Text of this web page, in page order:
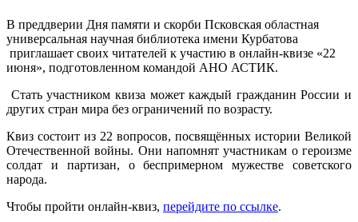
В преддверии Дня памяти и скорби Псковская областная
универсальная научная библиотека имени Курбатова
приглашает своих читателей к участию в онлайн-квизе «22
июня», подготовленном командой АНО АСТИК.
Стать участником квиза может каждый гражданин России и
других стран мира без ограничений по возрасту.
Квиз состоит из 22 вопросов, посвящённых истории Великой
Отечественной войны. Они напомнят участникам о героизме
солдат и партизан, о беспримерном мужестве советского
народа.
Чтобы пройти онлайн-квиз, перейдите по ссылке.